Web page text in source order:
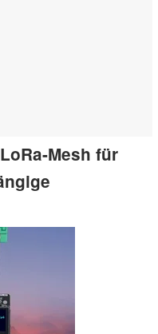
Mesh für